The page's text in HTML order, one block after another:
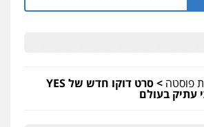
פוסטה > סרט דוקו חדש של YES
עתיק בעולם